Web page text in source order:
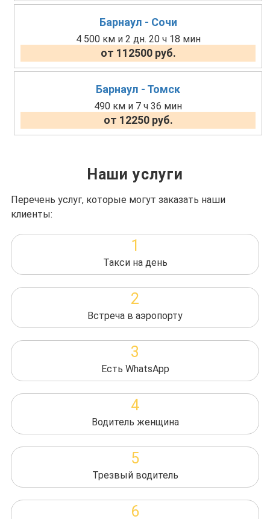
Барнаул - Сочи
4 500 км и 2 дн. 20 ч 18 мин
от 112500 руб.
Барнаул - Томск
490 км и 7 ч 36 мин
от 12250 руб.
Наши услуги
Перечень услуг, которые могут заказать наши
клиенты:
1
Такси на день
2
Встреча в аэропорту
3
Есть WhatsApp
4
Водитель женщина
5
Трезвый водитель
6